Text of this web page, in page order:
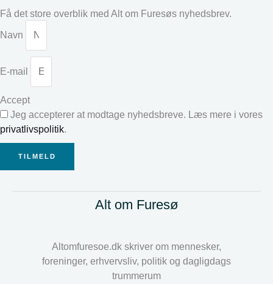
Få det store overblik med Alt om Furesøs nyhedsbrev.
Navn
E-mail
Accept
Jeg accepterer at modtage nyhedsbreve. Læs mere i vores
privatlivspolitik.
TILMELD
Alt om Furesø
Altomfuresoe.dk skriver om mennesker,
foreninger, erhvervsliv, politik og dagligdags
trummerum